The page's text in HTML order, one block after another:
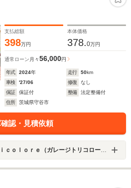
支払総額
398万円
本体価格
378.0万円
通常ローン 月々56,000円
年式 2024年 走行 50km
車検
'27/06 修復
なし
保証
保証付 整備
法定整備付
住所
茨城県守谷市
認・見積依頼
ｏｌｏｒｅ（ガレージトリコロール）